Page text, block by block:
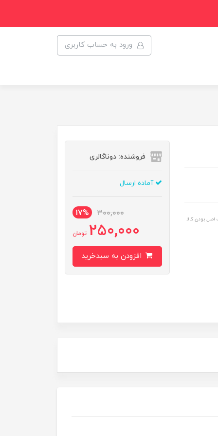
ورود به حساب کاربری
بودن کالا
فروشنده: دوناگالری
آماده ارسال
300,000
17%
250,000 تومان